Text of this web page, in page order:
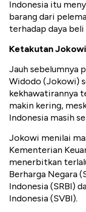
Indonesia itu
barang dari
terhadap daya beli
Ketakutan
Jauh sebelumnya
Widodo (Jokowi)
kekhawatirannya
makin kering,
Indonesia masih
Jokowi menilai
Kementerian
menerbitkan
Berharga Negara
Indonesia (SRBI)
Indonesia (SVBI).